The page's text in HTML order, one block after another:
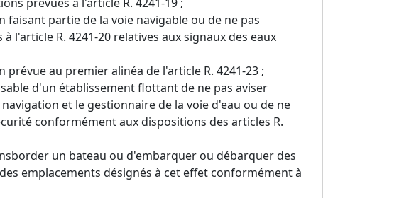
faisant partie de la voie navigable ou de ne pas
l'article R. 4241-20 relatives aux signaux des eaux
au premier alinéa de l'article R. 4241-23 ;
d'un établissement flottant de ne pas aviser
et le gestionnaire de la voie d'eau ou de ne
conformément aux dispositions des articles R.
un bateau ou d'embarquer ou débarquer des
emplacements désignés à cet effet conformément à